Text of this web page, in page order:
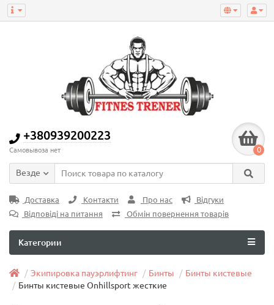
+380939200223
Самовывоза нет 0
Везде
Доставка Контакти Про нас
Відгуки
Відповіді на питання
Обмін повернення товарів
Категории
Экипировка пауэрлифтинг Бинты
Бинты кистевые
Бинты кистевые Onhillsport жесткие